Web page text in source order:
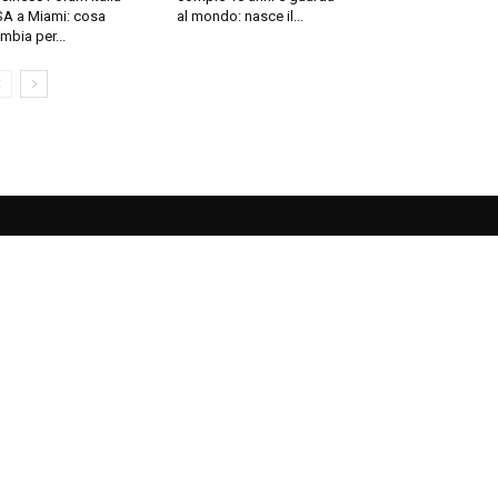
a Miami: cosa
per...
al mondo: nasce il...